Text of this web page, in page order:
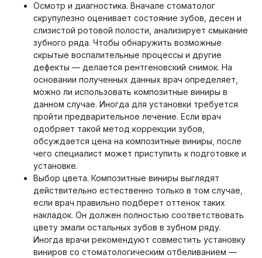
Осмотр и диагностика. Вначале стоматолог
скрупулезно оценивает состояние зубов, десен и
слизистой ротовой полости, анализирует смыкание
зубного ряда. Чтобы обнаружить возможные
скрытые воспалительные процессы и другие
дефекты — делается рентгеновский снимок. На
основании полученных данных врач определяет,
можно ли использовать композитные виниры в
данном случае. Иногда для установки требуется
пройти предварительное лечение. Если врач
одобряет такой метод коррекции зубов,
обсуждается цена на композитные виниры, после
чего специалист может приступить к подготовке и
установке.
Выбор цвета. Композитные виниры выглядят
действительно естественно только в том случае,
если врач правильно подберет оттенок таких
накладок. Он должен полностью соответствовать
цвету эмали остальных зубов в зубном ряду.
Иногда врачи рекомендуют совместить установку
виниров со стоматологическим отбеливанием —